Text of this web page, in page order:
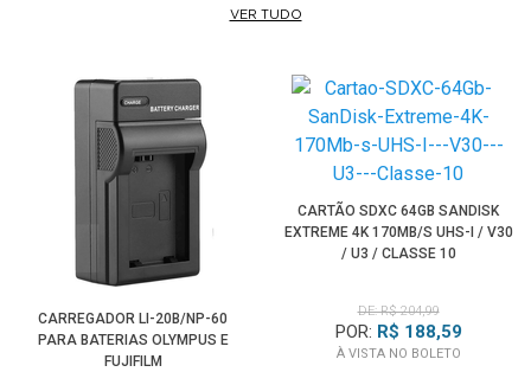
VER TUDO
CARREGADOR LI-20B/NP-60
PARA BATERIAS OLYMPUS E
FUJIFILM
CARTÃO SDXC 64GB SANDISK
EXTREME 4K 170MB/S UHS-I / V30
/ U3 / CLASSE 10
DE: R$ 204,99
POR: R$ 188,59
À VISTA NO BOLETO